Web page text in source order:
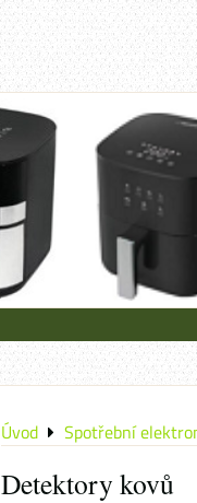
Úvod Spotřební
Detektory kovů